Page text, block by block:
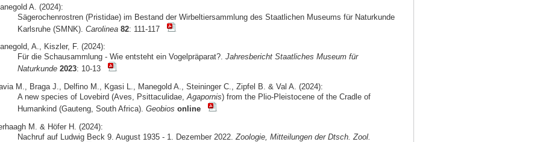
A. (2024):
Sägerochenrostren (Pristidae) im Bestand der Wirbeltiersammlung des Staatlichen Museums für Naturkunde
Karlsruhe (SMNK). Carolinea 82: 111-117
A., Kiszler, F. (2024):
Für die Schausammlung - Wie entsteht ein Vogelpräparat?. Jahresbericht Staatliches Museum für
Naturkunde 2023: 10-13
M., Braga J., Delfino M., Kgasi L., Manegold A., Steininger C., Zipfel B. & Val A. (2024):
A new species of Lovebird (Aves, Psittaculidae,Agapornis) from the Plio-Pleistocene of the Cradle of
Humankind (Gauteng, South Africa). Geobios online
M. & Höfer H. (2024):
Nachruf auf Ludwig Beck 9. August 1935 - 1. Dezember 2022. Zoologie, Mitteilungen der Dtsch. Zool.